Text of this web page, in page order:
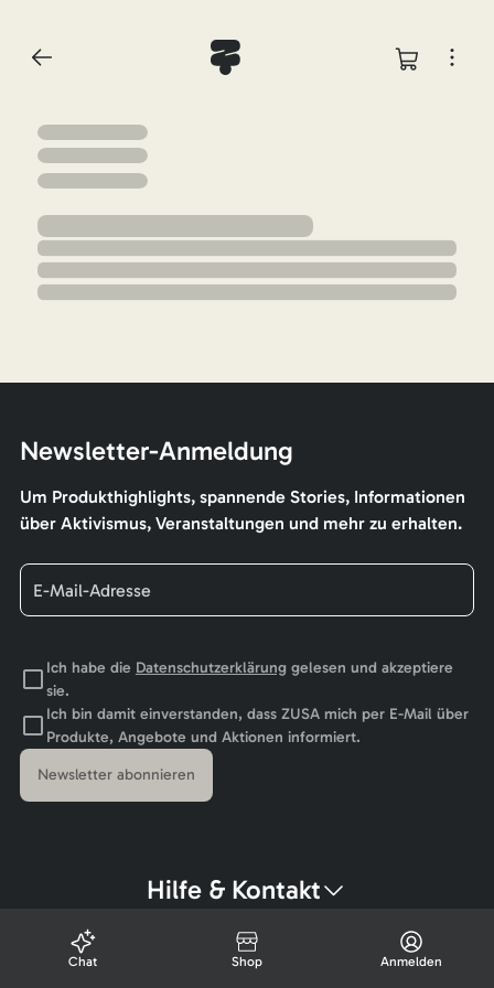
Newsletter-Anmeldung
Um Produkthighlights, spannende Stories, Informationen
über Aktivismus, Veranstaltungen und mehr zu erhalten.
Ich habe die Datenschutzerklärunggelesen und akzeptiere
sie.
Ich bin damit einverstanden, dass ZUSA mich per E-Mail über
Produkte, Angebote und Aktionen informiert.
Newsletter abonnieren
Hilfe & Kontakt
Chat Shop Anmelden